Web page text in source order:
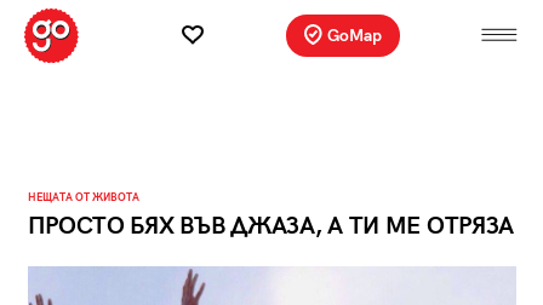
GoMap
НЕЩАТА ОТ ЖИВОТА
ПРОСТО БЯХ ВЪВ ДЖАЗА, А ТИ МЕ ОТРЯЗА